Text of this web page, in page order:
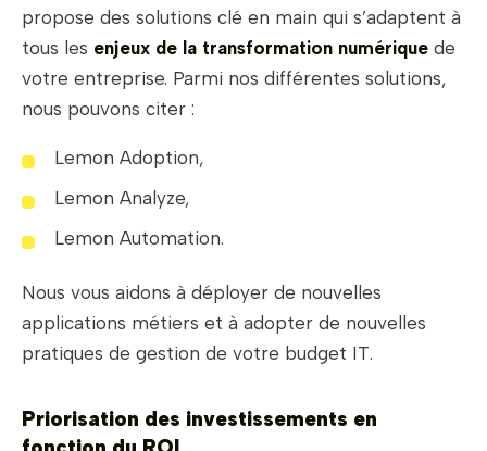
propose des solutions clé en main qui s’adaptent à
tous les enjeux de la transformation numérique de
votre entreprise. Parmi nos différentes solutions,
nous pouvons citer :
Lemon Adoption,
Lemon Analyze,
Lemon Automation.
Nous vous aidons à déployer de nouvelles
applications métiers et à adopter de nouvelles
pratiques de gestion de votre budget IT.
Priorisation des investissements en